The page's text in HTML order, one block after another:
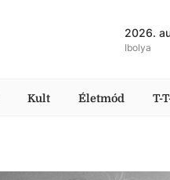
2026.
Ibolya
Kult Életmód T-